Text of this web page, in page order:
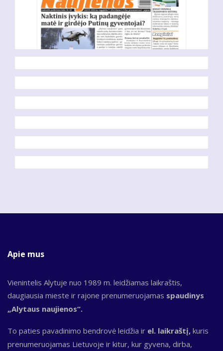
Apie mus
Vienintelis Alytuje nuo 1989 m. leidžiamas laikraštis,
daugiausia mieste ir rajone prenumeruojamas spaudinys
„Alytaus naujienos“.
To paties pavadinimo bendrovė leidžia ir el. laikraštį, kuris
prenumeruojamas Lietuvoje ir kitur, kur gyvena, dirba,